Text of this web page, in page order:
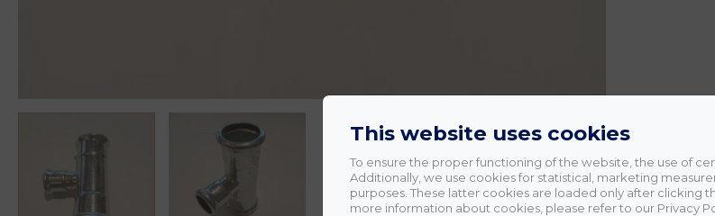
This website uses cookies
To ensure the proper functioning of the website, the use of
Additionally, we use cookies for statistical, marketing
purposes. These latter cookies are loaded only after clicking
more information about cookies, please refer to our Privacy